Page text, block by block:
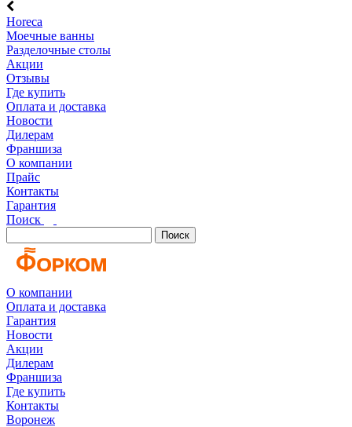
Horeca
Моечные ванны
Разделочные столы
Акции
Отзывы
Где купить
Оплата и доставка
Новости
Дилерам
Франшиза
О компании
Прайс
Контакты
Гарантия
Поиск
Поиск
О компании
Оплата и доставка
Гарантия
Новости
Акции
Дилерам
Франшиза
Где купить
Контакты
Воронеж